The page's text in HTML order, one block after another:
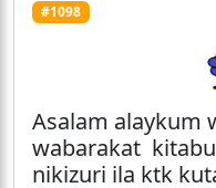
#1098
Asalam alaykum
wabarakat
nikizuri ila ktk